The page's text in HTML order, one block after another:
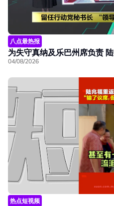
八点最热报
为失守真纳及乐巴州席负责
04/08/2026
热点短视频